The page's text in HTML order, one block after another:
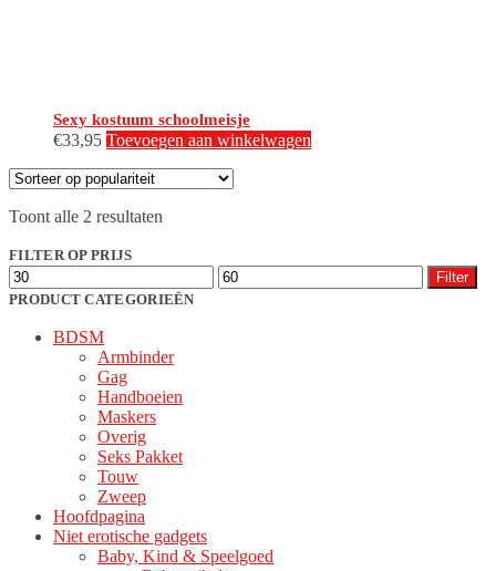
Sexy kostuum schoolmeisje
€33,95 Toevoegen aan winkelwagen
Toont alle 2 resultaten
FILTER OP PRIJS
Min.
prijs
Max.
prijs
Filter
PRODUCT CATEGORIEËN
BDSM
Armbinder
Gag
Handboeien
Maskers
Overig
Seks Pakket
Touw
Zweep
Hoofdpagina
Niet erotische gadgets
Baby, Kind & Speelgoed